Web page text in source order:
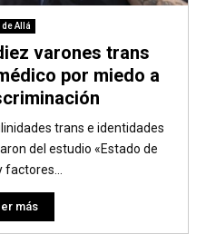
de Allá
varones trans
por miedo a
trans e identidades
del estudio «Estado de
factores...
más